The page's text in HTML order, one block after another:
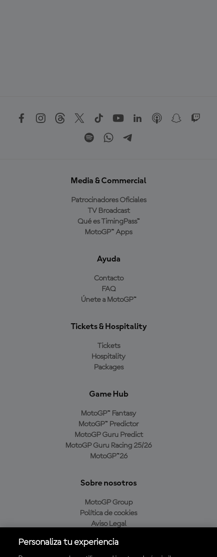
Media & Commercial
Patrocinadores Oficiales
TV Broadcast
Qué es TimingPass™
MotoGP™ Apps
Ayuda
Contacto
FAQ
Únete a MotoGP™
Tickets & Hospitality
Tickets
Hospitality
Packages
Game Hub
MotoGP™ Fantasy
MotoGP™ Predictor
MotoGP Guru Predict
MotoGP Guru Racing 25/26
MotoGP™26
Sobre nosotros
MotoGP Group
Política de cookies
Aviso Legal
Política de compra
Personaliza tu experiencia